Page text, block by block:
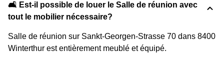
🛋️ Est-il possible de louer le Salle de réunion avec
tout le mobilier nécessaire?
Salle de réunion sur Sankt-Georgen-Strasse 70 dans 8400
Winterthur est entièrement meublé et équipé.